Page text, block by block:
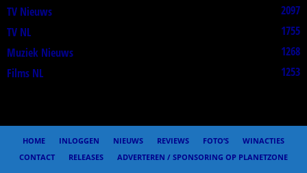
TV Nieuws
2097
TV NL
1755
Muziek Nieuws
1268
Films NL
1253
HOME INLOGGEN NIEUWS REVIEWS FOTO’S
WINACTIES
CONTACT
RELEASES
ADVERTEREN / SPONSORING OP PLANETZONE